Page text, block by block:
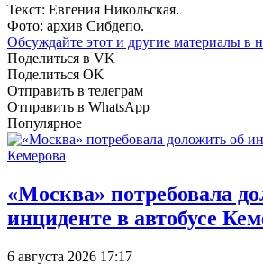
Текст: Евгения Никольская.
Фото: архив Сибдепо.
Обсуждайте этот и другие материалы в
Поделиться в VK
Поделиться OK
Отправить в телеграм
Отправить в WhatsApp
Популярное
«Москва» потребовала
инциденте в автобусе
6 августа 2026 17:17